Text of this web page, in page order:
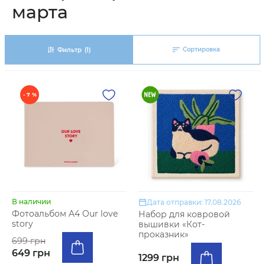
марта
Фильтр (1) Сортировка
- 7 %
В наличии
Фотоальбом A4 Our love
story
699 грн
649 грн
Дата отправки: 17.08.2026
Набор для ковровой
вышивки «Кот-
проказник»
1299 грн